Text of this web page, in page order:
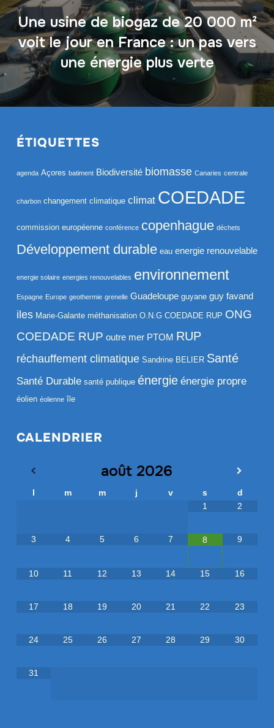
Une usine de biogaz de 20 000 m²
voit le jour en France : un pas vers
une énergie plus verte
ÉTIQUETTES
agenda Açores batiment Biodiversité biomasse Canaries centrale
charbon changement climatique climat COEDADE
commission européenne conférence copenhague déchets
Développement durable eau energie renouvelable
energie solaire energies renouvelables environnement
Espagne Europe geothermie grenelle Guadeloupe guyane guy favand
iles Marie-Galante méthanisation O.N.G COEDADE RUP ONG
COEDADE RUP outre mer PTOM RUP
réchauffement climatique Sandrine BELIER Santé
Santé Durable santé publique énergie énergie propre
éolien éolienne île
CALENDRIER
août 2026
l m m j v s
d
1
2
3 4 5 6 7 8 9
10 11 12 13 14 15 16
17 18 19 20 21 22 23
24 25 26 27 28 29 30
31